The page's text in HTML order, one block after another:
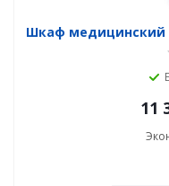
Шкаф медицинский
11